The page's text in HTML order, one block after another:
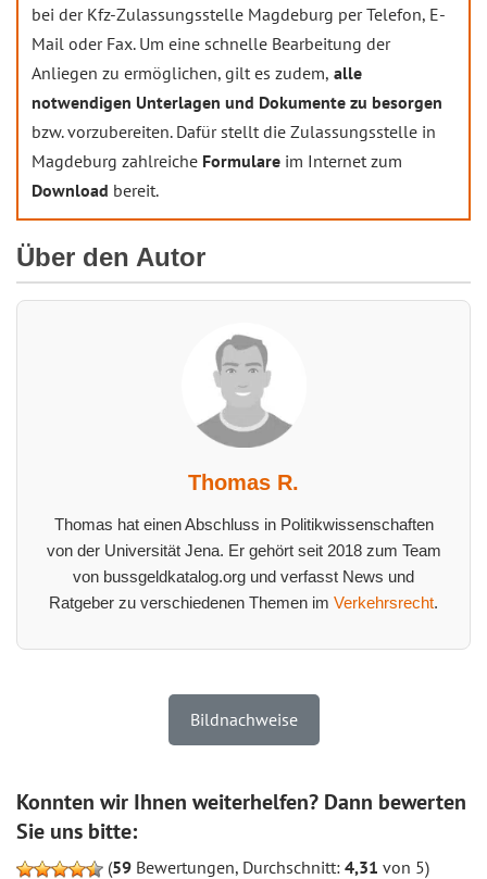
bei der Kfz-Zulassungsstelle Magdeburg per Telefon, E-
Mail oder Fax. Um eine schnelle Bearbeitung der
Anliegen zu ermöglichen, gilt es zudem, alle
notwendigen Unterlagen und Dokumente zu besorgen
bzw. vorzubereiten. Dafür stellt die Zulassungsstelle in
Magdeburg zahlreiche Formulare im Internet zum
Download bereit.
Über den Autor
Thomas R.
Thomas hat einen Abschluss in Politikwissenschaften
von der Universität Jena. Er gehört seit 2018 zum Team
von bussgeldkatalog.org und verfasst News und
Ratgeber zu verschiedenen Themen im Verkehrsrecht.
Bildnachweise
Konnten wir Ihnen weiterhelfen? Dann bewerten
Sie uns bitte:
(59 Bewertungen, Durchschnitt: 4,31 von 5)